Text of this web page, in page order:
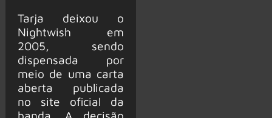
Tarja deixou o
Nightwish em
2005, sendo
dispensada por
meio de uma carta
aberta publicada
no site oficial da
banda. A decisão